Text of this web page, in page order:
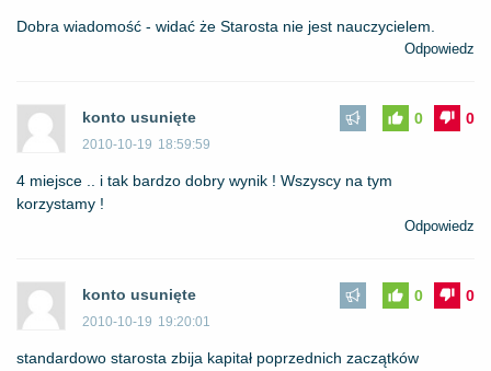
Dobra wiadomość - widać że Starosta nie jest nauczycielem.
Odpowiedz
konto usunięte
2010-10-19 18:59:59
0
0
4 miejsce .. i tak bardzo dobry wynik ! Wszyscy na tym
korzystamy !
Odpowiedz
konto usunięte
2010-10-19 19:20:01
0
0
standardowo starosta zbija kapitał poprzednich zaczątków